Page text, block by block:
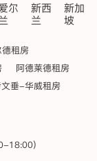
尔
新西
兰
新加
坡
租房
阿德莱德租房
垂-华威租房
18:00)